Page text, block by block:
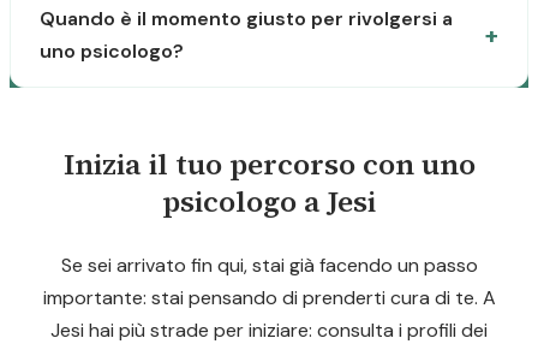
Quando è il momento giusto per rivolgersi a
uno psicologo?
Inizia il tuo percorso con uno
psicologo a Jesi
Se sei arrivato fin qui, stai già facendo un passo
importante: stai pensando di prenderti cura di te. A
Jesi hai più strade per iniziare: consulta i profili dei